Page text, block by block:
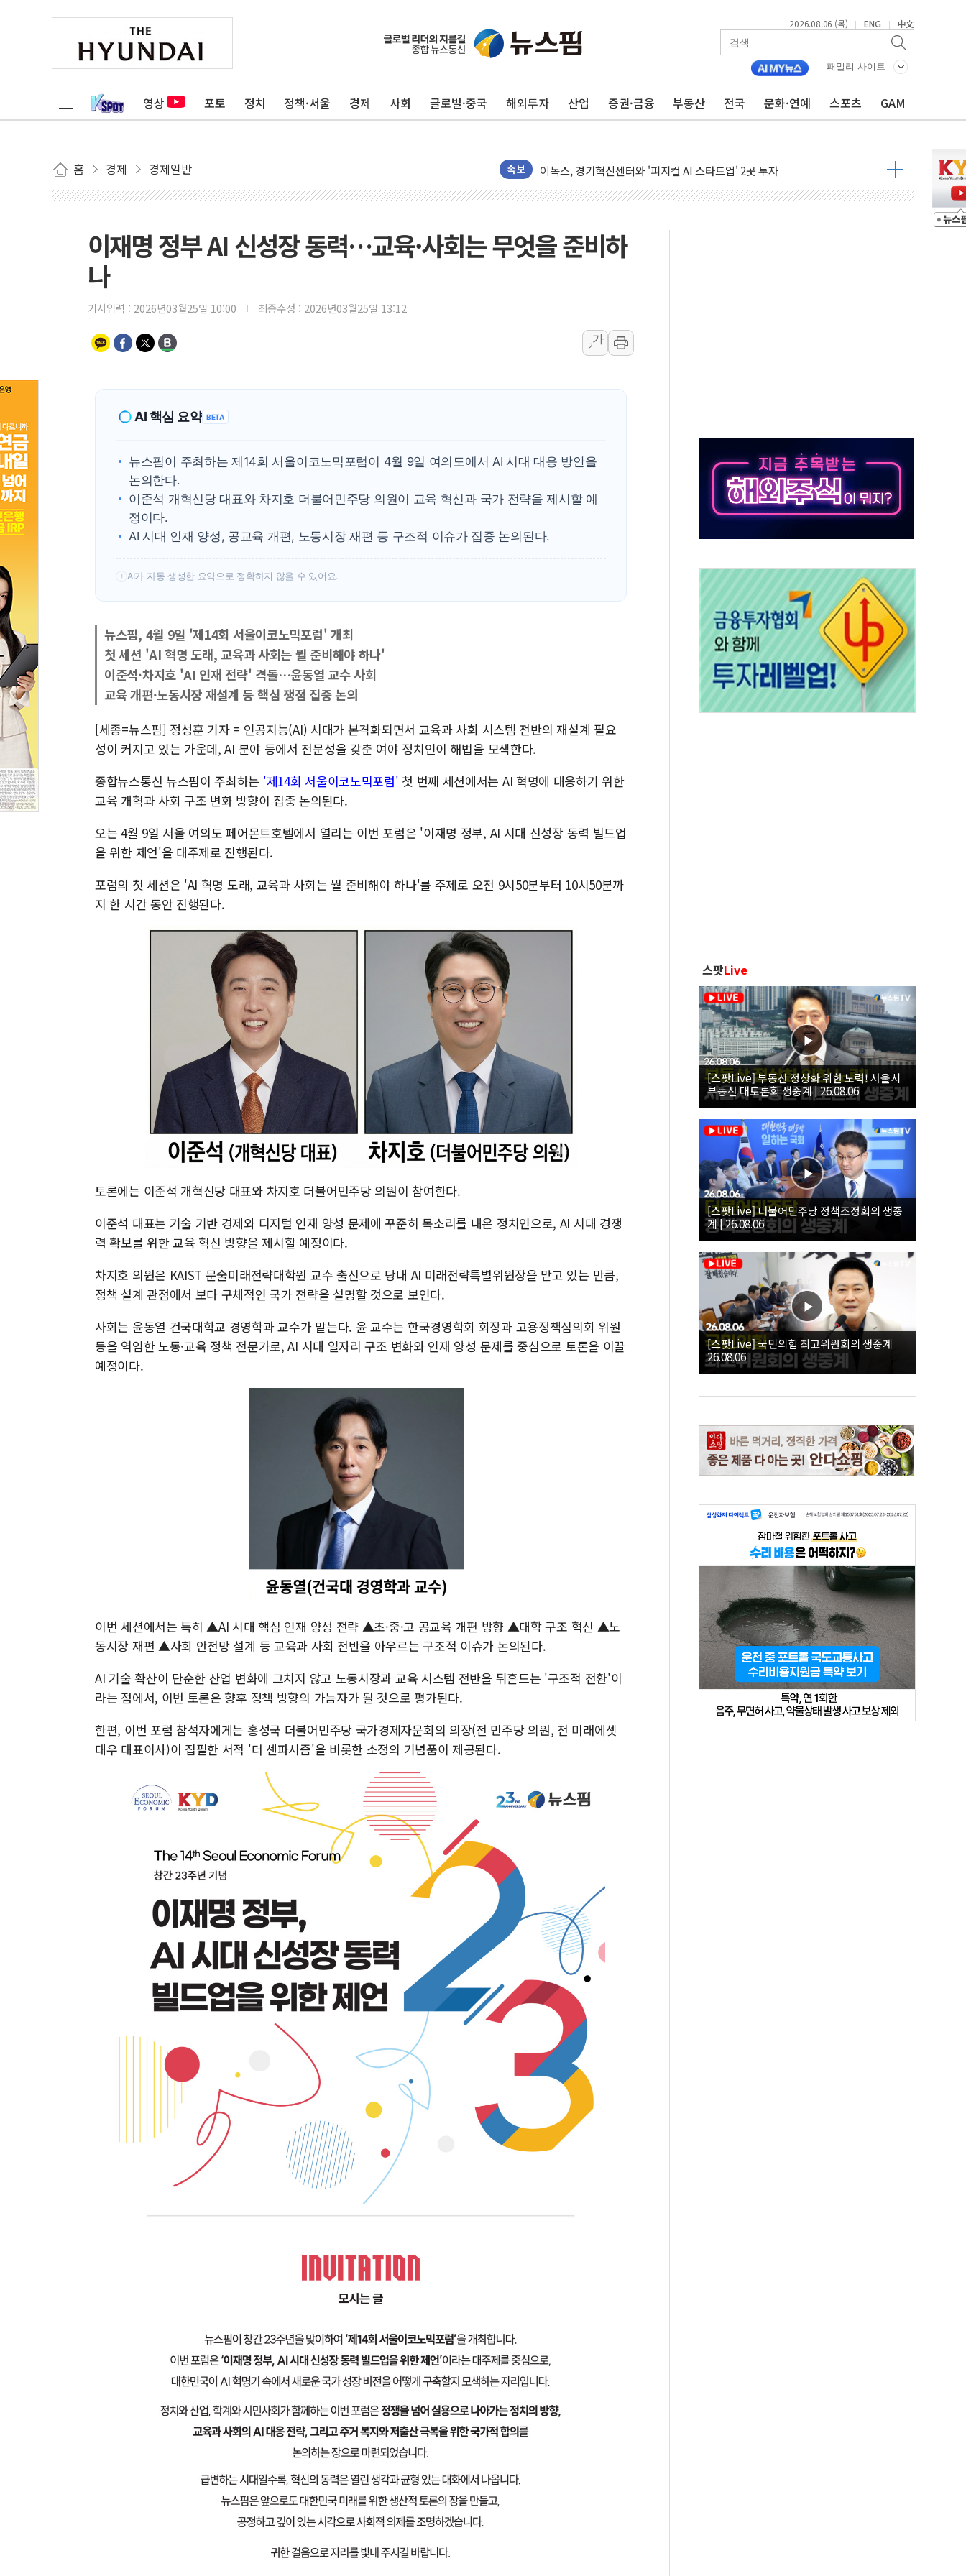
2026.08.06 (목) | ENG | 中文
패밀리 사이트
영상 포토 정치 정책·서울 경제 사회 글로벌·중국 해외투자 산업 증권·금융 부동산 전국 문화·연예 스포츠 GAM
홈 경제 경제일반 속보
케이뱅크, 통신비 비교·경매 서비스 출시
경북도 '재해 예방 최상위 프로젝트' 자연재해저감 종합계획 수립 착수
철강·조선·車 공장에 'AI·휴머노이드' 도입…정부, 제조업 대전환
[특징주] 美 반도체 조정에 '삼전닉스' 등 주도주 약세
이녹스, 경기혁신센터와 '피지컬 AI 스타트업' 2곳 투자
삼성전자 갤럭시 Z 폴드8·플립8, 7일 국내 출시
무신사 킥스, SS 시즌 슈즈 총결산...최대 70% 할인
한국콜마, 산호초 보호 자외선차단제 글로벌 인증 체계 구축
폭염속 백화점, 고객잡기...신세계는 '셰프 맛집', 롯데는 '포켓몬'
씨이랩, HPC·AI 전문가 황순욱 박사 영입
이재명 정부 AI 신성장 동력…교육·사회는 무엇을 준비하
나
기사입력 : 2026년03월25일 10:00 최종수정 : 2026년03월25일 13:12
가
가
AI 핵심 요약 BETA
뉴스핌이 주최하는 제14회 서울이코노믹포럼이 4월 9일 여의도에서 AI 시대 대응 방안을
논의한다.
이준석 개혁신당 대표와 차지호 더불어민주당 의원이 교육 혁신과 국가 전략을 제시할 예
정이다.
AI 시대 인재 양성, 공교육 개편, 노동시장 재편 등 구조적 이슈가 집중 논의된다.
! AI가 자동 생성한 요약으로 정확하지 않을 수 있어요.
뉴스핌, 4월 9일 '제14회 서울이코노믹포럼' 개최
첫 세션 'AI 혁명 도래, 교육과 사회는 뭘 준비해야 하나'
이준석·차지호 'AI 인재 전략' 격돌…윤동열 교수 사회
교육 개편·노동시장 재설계 등 핵심 쟁점 집중 논의
[세종=뉴스핌] 정성훈 기자 = 인공지능(AI) 시대가 본격화되면서 교육과 사회 시스템 전반의 재설계 필요
성이 커지고 있는 가운데, AI 분야 등에서 전문성을 갖춘 여야 정치인이 해법을 모색한다.
종합뉴스통신 뉴스핌이 주최하는 '제14회 서울이코노믹포럼' 첫 번째 세션에서는 AI 혁명에 대응하기 위한
교육 개혁과 사회 구조 변화 방향이 집중 논의된다.
오는 4월 9일 서울 여의도 페어몬트호텔에서 열리는 이번 포럼은 '이재명 정부, AI 시대 신성장 동력 빌드업
을 위한 제언'을 대주제로 진행된다.
포럼의 첫 세션은 'AI 혁명 도래, 교육과 사회는 뭘 준비해야 하나'를 주제로 오전 9시50분부터 10시50분까
지 한 시간 동안 진행된다.
토론에는 이준석 개혁신당 대표와 차지호 더불어민주당 의원이 참여한다.
이준석 대표는 기술 기반 경제와 디지털 인재 양성 문제에 꾸준히 목소리를 내온 정치인으로, AI 시대 경쟁
력 확보를 위한 교육 혁신 방향을 제시할 예정이다.
차지호 의원은 KAIST 문술미래전략대학원 교수 출신으로 당내 AI 미래전략특별위원장을 맡고 있는 만큼,
정책 설계 관점에서 보다 구체적인 국가 전략을 설명할 것으로 보인다.
사회는 윤동열 건국대학교 경영학과 교수가 맡는다. 윤 교수는 한국경영학회 회장과 고용정책심의회 위원
등을 역임한 노동·교육 정책 전문가로, AI 시대 일자리 구조 변화와 인재 양성 문제를 중심으로 토론을 이끌
예정이다.
이번 세션에서는 특히 ▲AI 시대 핵심 인재 양성 전략 ▲초·중·고 공교육 개편 방향 ▲대학 구조 혁신 ▲노
동시장 재편 ▲사회 안전망 설계 등 교육과 사회 전반을 아우르는 구조적 이슈가 논의된다.
AI 기술 확산이 단순한 산업 변화에 그치지 않고 노동시장과 교육 시스템 전반을 뒤흔드는 '구조적 전환'이
라는 점에서, 이번 토론은 향후 정책 방향의 가늠자가 될 것으로 평가된다.
한편, 이번 포럼 참석자에게는 홍성국 더불어민주당 국가경제자문회의 의장(전 민주당 의원, 전 미래에셋
대우 대표이사)이 집필한 서적 '더 센파시즘'을 비롯한 소정의 기념품이 제공된다.
스팟Live
[스팟Live] 부동산 정상화 위한 노력! 서울시
부동산 대토론회 생중계 | 26.08.06
[스팟Live] 더불어민주당 정책조정회의 생중
계 | 26.08.06
[스팟Live] 국민의힘 최고위원회의 생중계｜
26.08.06